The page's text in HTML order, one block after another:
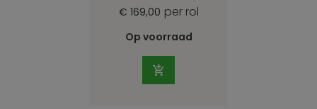
€ 169,00 per rol
Op voorraad